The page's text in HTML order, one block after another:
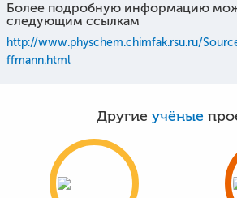
Более подробную информацию
следующим ссылкам
http://www.physchem.chimfak.rsu.ru/
ffmann.html
Другие учёные